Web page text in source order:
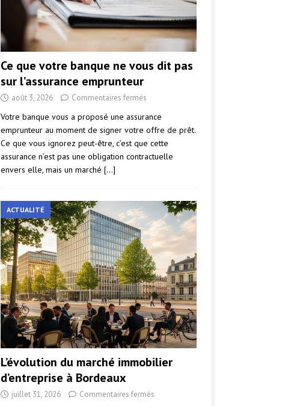
Ce que votre banque ne vous dit pas
sur l’assurance emprunteur
août 3, 2026 Commentaires fermés
Votre banque vous a proposé une assurance
emprunteur au moment de signer votre offre de prêt.
Ce que vous ignorez peut-être, c’est que cette
assurance n’est pas une obligation contractuelle
envers elle, mais un marché […]
ACTUALITÉ
L’évolution du marché immobilier
d’entreprise à Bordeaux
juillet 31, 2026 Commentaires fermés